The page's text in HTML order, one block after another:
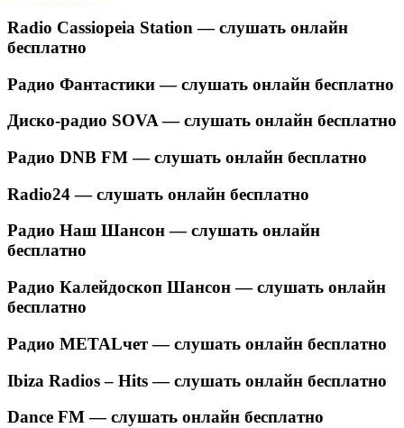
Radio Cassiopeia Station — слушать онлайн
бесплатно
Радио Фантастики — слушать онлайн бесплатно
Диско-радио SOVA — слушать онлайн бесплатно
Радио DNB FM — слушать онлайн бесплатно
Radio24 — слушать онлайн бесплатно
Радио Наш Шансон — слушать онлайн
бесплатно
Радио Калейдоскоп Шансон — слушать онлайн
бесплатно
Радио METALчет — слушать онлайн бесплатно
Ibiza Radios – Hits — слушать онлайн бесплатно
Dance FM — слушать онлайн бесплатно